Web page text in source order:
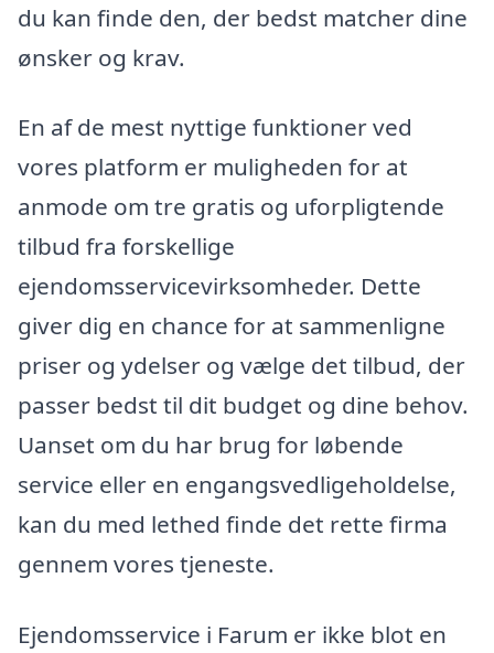
du kan finde den, der bedst matcher dine
ønsker og krav.
En af de mest nyttige funktioner ved
vores platform er muligheden for at
anmode om tre gratis og uforpligtende
tilbud fra forskellige
ejendomsservicevirksomheder. Dette
giver dig en chance for at sammenligne
priser og ydelser og vælge det tilbud, der
passer bedst til dit budget og dine behov.
Uanset om du har brug for løbende
service eller en engangsvedligeholdelse,
kan du med lethed finde det rette firma
gennem vores tjeneste.
Ejendomsservice i Farum er ikke blot en